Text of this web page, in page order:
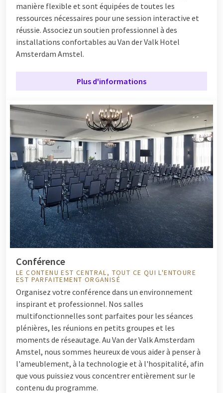
manière flexible et sont équipées de toutes les
ressources nécessaires pour une session interactive et
réussie. Associez un soutien professionnel à des
installations confortables au Van der Valk Hotel
Amsterdam Amstel.
Plus d'informations
Conférence
LE CONTENU EST CENTRAL, TOUT CE QUI L'ENTOURE
EST PARFAITEMENT ORGANISÉ
Organisez votre conférence dans un environnement
inspirant et professionnel. Nos salles
multifonctionnelles sont parfaites pour les séances
plénières, les réunions en petits groupes et les
moments de réseautage. Au Van der Valk Amsterdam
Amstel, nous sommes heureux de vous aider à penser à
l'ameublement, à la technologie et à l'hospitalité, afin
que vous puissiez vous concentrer entièrement sur le
contenu du programme.